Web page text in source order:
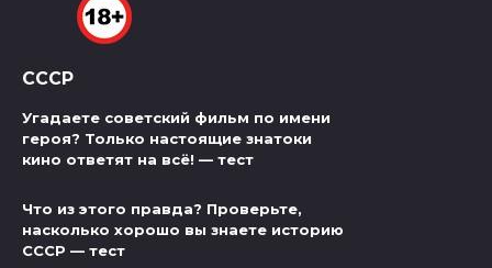
СССР
Угадаете советский фильм по имени
героя? Только настоящие знатоки
кино ответят на всё! — тест
Что из этого правда? Проверьте,
насколько хорошо вы знаете историю
СССР — тест